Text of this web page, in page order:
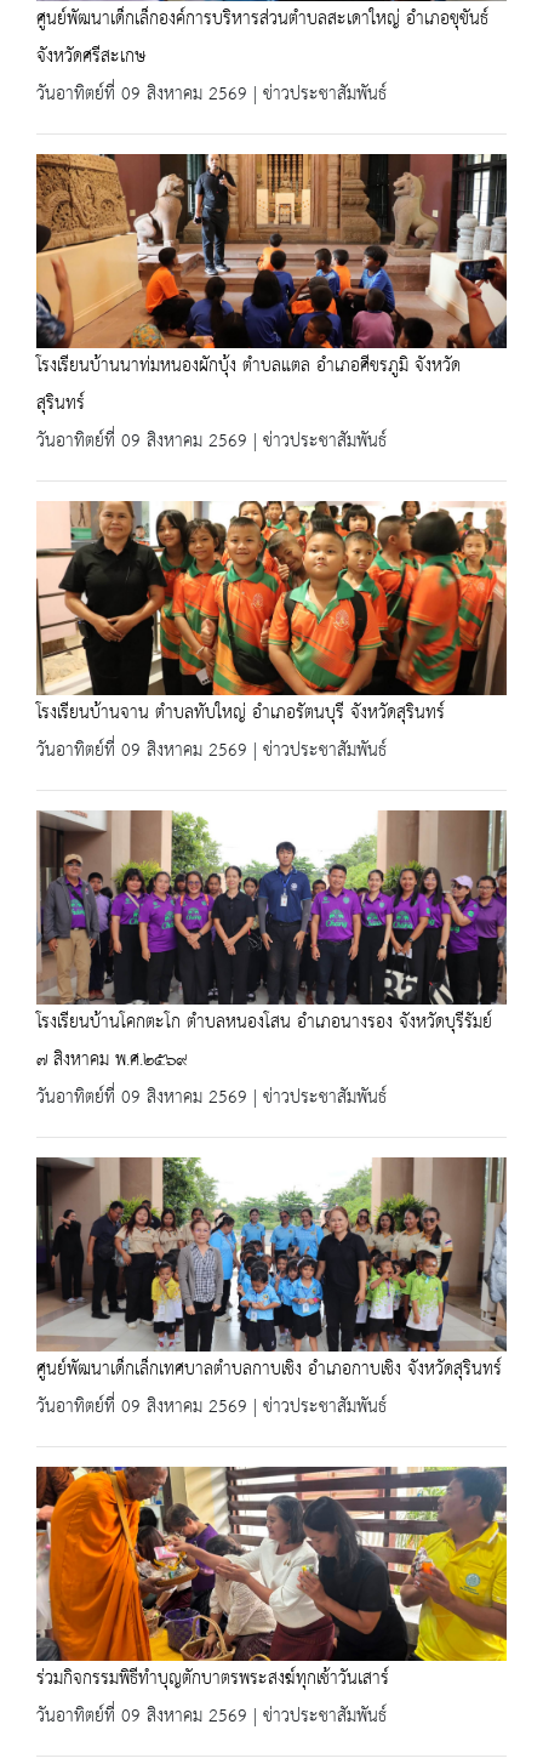
ศูนย์พัฒนาเด็กเล็กองค์การบริหารส่วนตำบลสะเดาใหญ่ อำเภอขุขันธ์
จังหวัดศรีสะเกษ
วันอาทิตย์ที่ 09 สิงหาคม 2569 | ข่าวประชาสัมพันธ์
โรงเรียนบ้านนาท่มหนองผักบุ้ง ตำบลแตล อำเภอศีขรภูมิ จังหวัด
สุรินทร์
วันอาทิตย์ที่ 09 สิงหาคม 2569 | ข่าวประชาสัมพันธ์
โรงเรียนบ้านจาน ตำบลทับใหญ่ อำเภอรัตนบุรี จังหวัดสุรินทร์
วันอาทิตย์ที่ 09 สิงหาคม 2569 | ข่าวประชาสัมพันธ์
โรงเรียนบ้านโคกตะโก ตำบลหนองโสน อำเภอนางรอง จังหวัดบุรีรัมย์
๗ สิงหาคม พ.ศ.๒๕๖๙
วันอาทิตย์ที่ 09 สิงหาคม 2569 | ข่าวประชาสัมพันธ์
ศูนย์พัฒนาเด็กเล็กเทศบาลตำบลกาบเชิง อำเภอกาบเชิง จังหวัดสุรินทร์
วันอาทิตย์ที่ 09 สิงหาคม 2569 | ข่าวประชาสัมพันธ์
ร่วมกิจกรรมพิธีทำบุญตักบาตรพระสงฆ์ทุกเช้าวันเสาร์
วันอาทิตย์ที่ 09 สิงหาคม 2569 | ข่าวประชาสัมพันธ์